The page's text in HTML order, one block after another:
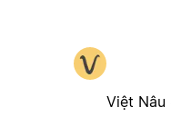
Việt Nâu